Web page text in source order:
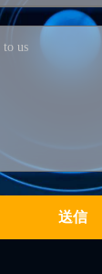
送信